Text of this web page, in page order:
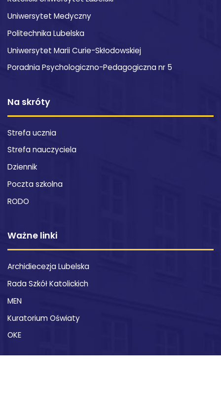
Uniwersytet Medyczny
Politechnika Lubelska
Uniwersytet Marii Curie-Skłodowskiej
Poradnia Psychologiczno-Pedagogiczna nr 5
Na skróty
Strefa ucznia
Strefa nauczyciela
Dziennik
Poczta szkolna
RODO
Ważne linki
Archidiecezja Lubelska
Rada Szkół Katolickich
MEN
Kuratorium Oświaty
OKE